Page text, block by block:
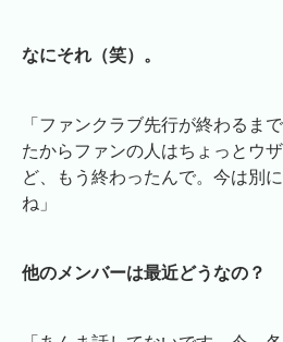
なにそれ（笑）。
「ファンクラブ先行が終わるま
たからファンの人はちょっとウ
ど、もう終わったんで。今は別
ね」
他のメンバーは最近どうなの？